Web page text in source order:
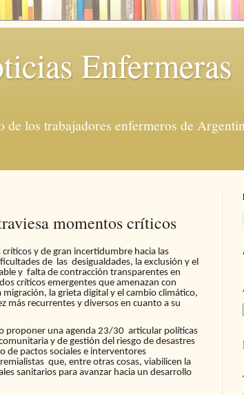
Enfermeras
los trabajadores enfermeros de
momentos críticos
y de gran incertidumbre hacia las
de las desigualdades, la exclusión y el
y falta de contracción transparentes en
críticos emergentes que amenazan con
la grieta digital y el cambio climático,
más recurrentes y diversos en cuanto a su
proponer una agenda 23/30 articular políticas
y de gestión del riesgo de desastres
de pactos sociales e interventores
que, entre otras cosas, viabilicen la
sanitarios para avanzar hacia un desarrollo